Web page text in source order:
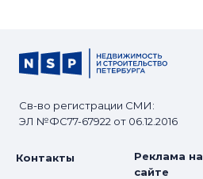
Св-во регистрации СМИ:
ЭЛ №ФС77-67922 от 06.12.2016
Контакты
Реклама на
сайте